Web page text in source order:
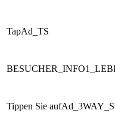
TapAd_TS
Tippen Sie